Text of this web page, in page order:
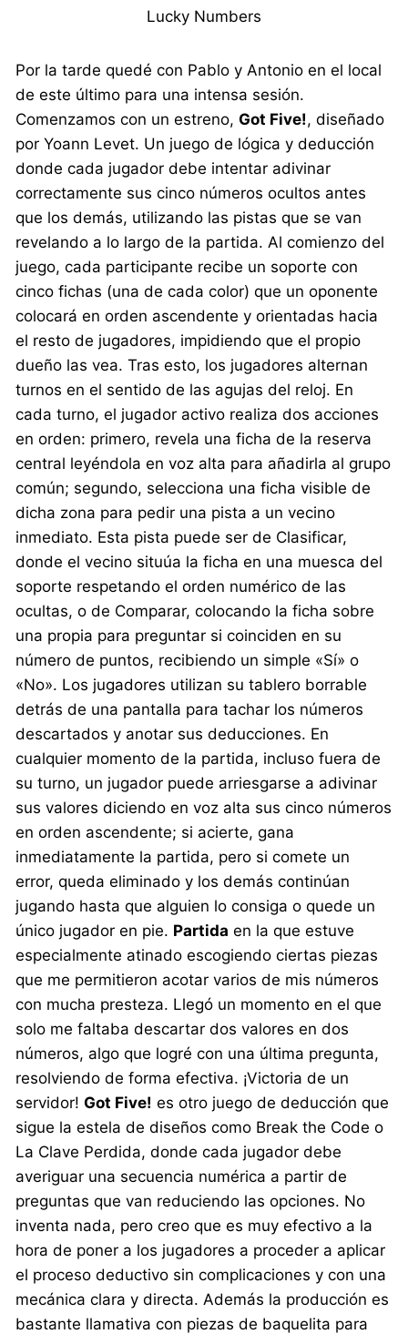
Lucky Numbers
Por la tarde quedé con Pablo y Antonio en el local
de este último para una intensa sesión.
Comenzamos con un estreno,Got Five!, diseñado
por Yoann Levet. Un juego de lógica y deducción
donde cada jugador debe intentar adivinar
correctamente sus cinco números ocultos antes
que los demás, utilizando las pistas que se van
revelando a lo largo de la partida. Al comienzo del
juego, cada participante recibe un soporte con
cinco fichas (una de cada color) que un oponente
colocará en orden ascendente y orientadas hacia
el resto de jugadores, impidiendo que el propio
dueño las vea. Tras esto, los jugadores alternan
turnos en el sentido de las agujas del reloj. En
cada turno, el jugador activo realiza dos acciones
en orden: primero, revela una ficha de la reserva
central leyéndola en voz alta para añadirla al grupo
común; segundo, selecciona una ficha visible de
dicha zona para pedir una pista a un vecino
inmediato. Esta pista puede ser de Clasificar,
donde el vecino situúa la ficha en una muesca del
soporte respetando el orden numérico de las
ocultas, o de Comparar, colocando la ficha sobre
una propia para preguntar si coinciden en su
número de puntos, recibiendo un simple «Sí» o
«No». Los jugadores utilizan su tablero borrable
detrás de una pantalla para tachar los números
descartados y anotar sus deducciones. En
cualquier momento de la partida, incluso fuera de
su turno, un jugador puede arriesgarse a adivinar
sus valores diciendo en voz alta sus cinco números
en orden ascendente; si acierte, gana
inmediatamente la partida, pero si comete un
error, queda eliminado y los demás continúan
jugando hasta que alguien lo consiga o quede un
único jugador en pie. Partida en la que estuve
especialmente atinado escogiendo ciertas piezas
que me permitieron acotar varios de mis números
con mucha presteza. Llegó un momento en el que
solo me faltaba descartar dos valores en dos
números, algo que logré con una última pregunta,
resolviendo de forma efectiva. ¡Victoria de un
servidor!Got Five! es otro juego de deducción que
sigue la estela de diseños como Break the Code o
La Clave Perdida, donde cada jugador debe
averiguar una secuencia numérica a partir de
preguntas que van reduciendo las opciones. No
inventa nada, pero creo que es muy efectivo a la
hora de poner a los jugadores a proceder a aplicar
el proceso deductivo sin complicaciones y con una
mecánica clara y directa. Además la producción es
bastante llamativa con piezas de baquelita para